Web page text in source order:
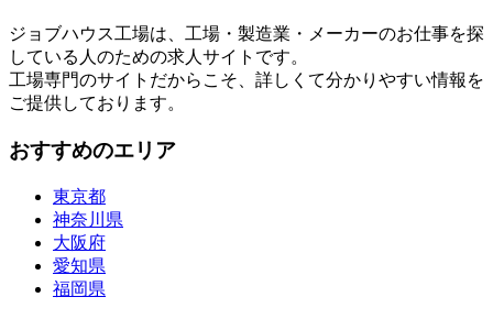
ジョブハウス工場は、工場・製造業・メーカーのお仕事を探
している人のための求人サイトです。
工場専門のサイトだからこそ、詳しくて分かりやすい情報を
ご提供しております。
おすすめのエリア
東京都
神奈川県
大阪府
愛知県
福岡県